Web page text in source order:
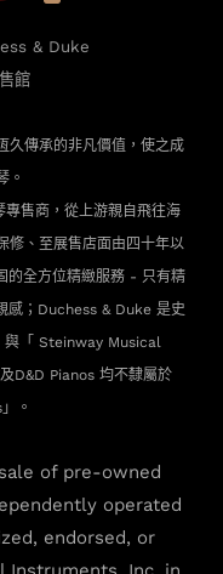
& Duke
館
久傳承的非凡價值，使之成
。
售商，從上游親自飛往海
修、至展售店面由四十年以
的全方位精緻服務 - 只有精
感；Duchess & Duke 是史
與「 Steinway Musical
D&D Pianos 均不隸屬於
。
of pre-owned
operated
endorsed, or